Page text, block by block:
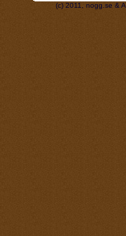
(c) 2011,